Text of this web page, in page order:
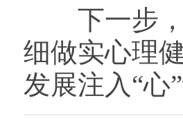
下一步，
细做实心理
发展注入“心”